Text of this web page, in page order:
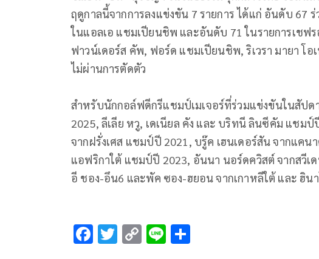
ฤดูกาลนี้จากการลงแข่งขัน 7 รายการ ได้แก่ อันดับ 67
ในแอลเอ แชมเปียนชิพ และอันดับ 71 ในรายการเชฟ
ฟาวน์เดอร์ส คัพ, ฟอร์ด แชมเปียนชิพ, ริเวรา มายา โ
ไม่ผ่านการตัดตัว
สำหรับนักกอล์ฟดีกรีแชมป์เมเจอร์ที่ร่วมแข่งขันในสัป
2025, ลีเลีย หวู, เดเนียล คัง และ บริทนี ลินซีคัม แชมป์
จากฝรั่งเศส แชมป์ปี 2021, บรู๊ค เฮนเดอร์สัน จากแค
แอฟริกาใต้ แชมป์ปี 2023, อันนา นอร์ดควิสต์ จากสวี
อี ชอง-อึน6 และพัค ซอง-ฮยอน จากเกาหลีใต้ และ ฮิน
F T C Li